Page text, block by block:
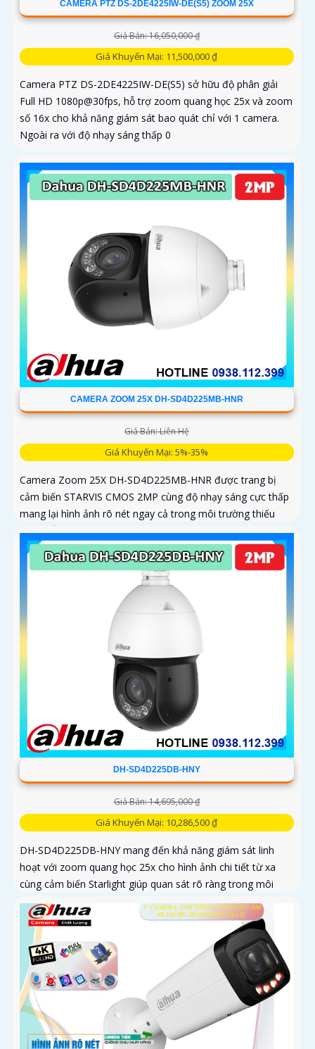
CAMERA PTZ DS-2DE4225IW-DE(S5) ZOOM 25X
Giá Bán: 16,050,000 ₫
Giá Khuyến Mại: 11,500,000 ₫
Camera PTZ DS-2DE4225IW-DE(S5) sở hữu độ phân giải
Full HD 1080p@30fps, hỗ trợ zoom quang học 25x và zoom
số 16x cho khả năng giám sát bao quát chỉ với 1 camera.
Ngoài ra với độ nhạy sáng thấp 0
CAMERA ZOOM 25X DH-SD4D225MB-HNR
Giá Bán: Liên Hệ
Giá Khuyến Mại: 5%-35%
Camera Zoom 25X DH-SD4D225MB-HNR được trang bị
cảm biến STARVIS CMOS 2MP cùng độ nhạy sáng cực thấp
mang lại hình ảnh rõ nét ngay cả trong môi trường thiếu
sáng Hỗ trợ zoom quang học 25X kết hợp chiếu sáng kép
thông minh với tầm xa hồng ngoại 100m và LED ấm 50m
Tính năng quay quét linh hoạt cùng chuẩn chống nước IP67
giúp quan sát ổn định ngoài trời
DH-SD4D225DB-HNY
Giá Bán: 14,695,000 ₫
Giá Khuyến Mại: 10,286,500 ₫
DH-SD4D225DB-HNY mang đến khả năng giám sát linh
hoạt với zoom quang học 25x cho hình ảnh chi tiết từ xa
cùng cảm biến Starlight giúp quan sát rõ ràng trong môi
trường ánh sáng yếu Tầm nhìn hồng ngoại đạt đến 100m
và đèn ánh sáng ấm 50m giúp hình ảnh ban đêm luôn sắc
nét Camera hỗ trợ chống nước IP67 cùng tốc độ khung hình
30fps@1080p ổn định